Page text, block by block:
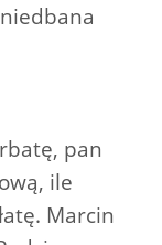
pan
ile
Marcin